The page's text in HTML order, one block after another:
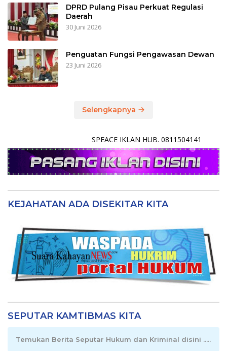
DPRD Pulang Pisau Perkuat Regulasi
Daerah
30 Juni 2026
Penguatan Fungsi Pengawasan Dewan
23 Juni 2026
Selengkapnya
SPEACE IKLAN HUB. 0811504141
KEJAHATAN ADA DISEKITAR KITA
SEPUTAR KAMTIBMAS KITA
Temukan Berita Seputar Hukum dan Kriminal disini .....